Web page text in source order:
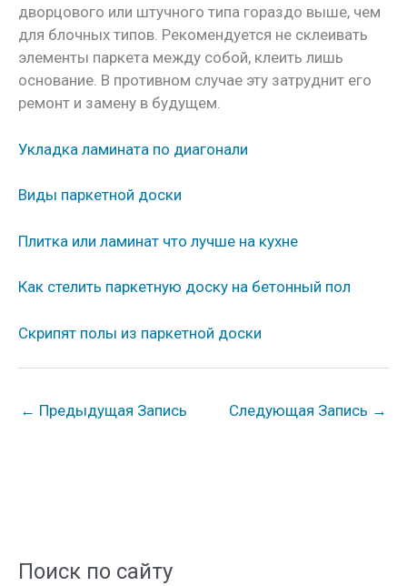
дворцового или штучного типа гораздо выше, чем
для блочных типов. Рекомендуется не склеивать
элементы паркета между собой, клеить лишь
основание. В противном случае эту затруднит его
ремонт и замену в будущем.
Укладка ламината по диагонали
Виды паркетной доски
Плитка или ламинат что лучше на кухне
Как стелить паркетную доску на бетонный пол
Скрипят полы из паркетной доски
← Предыдущая Запись Следующая Запись →
Поиск по сайту